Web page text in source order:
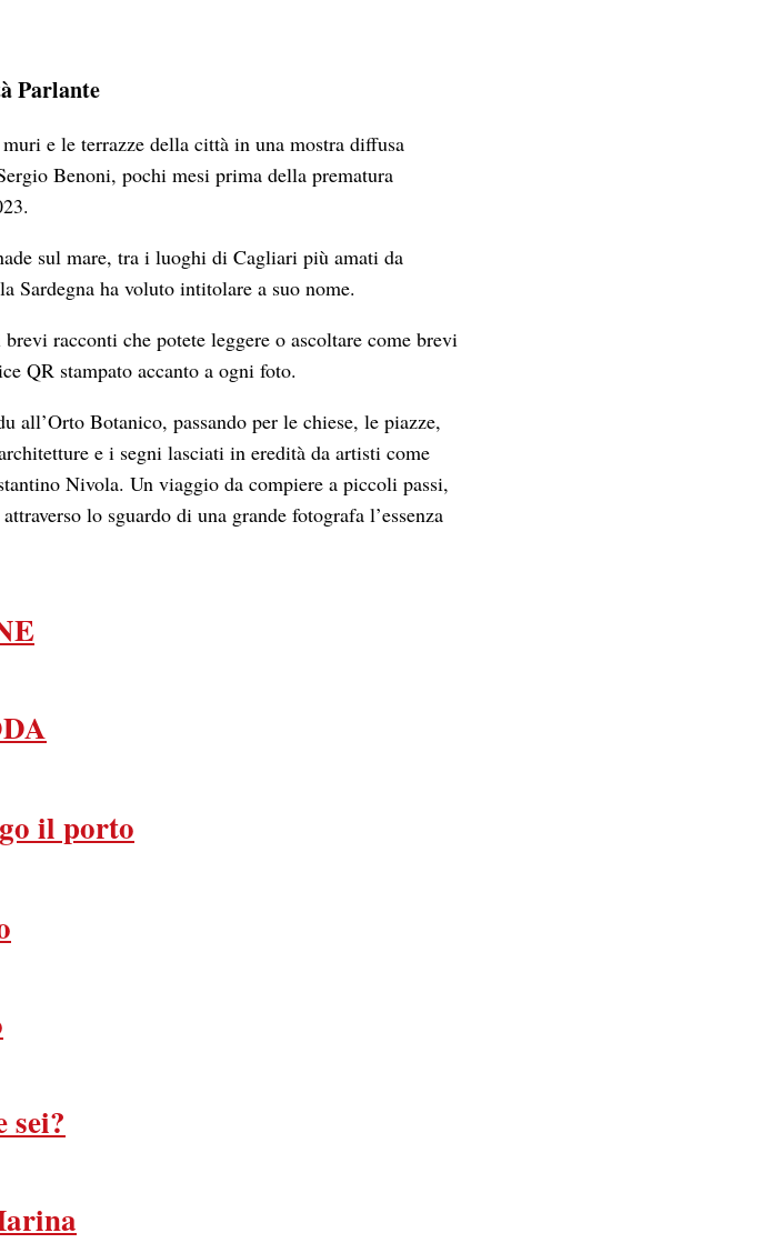
Parlante
e le terrazze della città in una mostra diffusa
Benoni, pochi mesi prima della prematura
sul mare, tra i luoghi di Cagliari più amati da
Sardegna ha voluto intitolare a suo nome.
racconti che potete leggere o ascoltare come brevi
QR stampato accanto a ogni foto.
Botanico, passando per le chiese, le piazze,
e i segni lasciati in eredità da artisti come
Nivola. Un viaggio da compiere a piccoli passi,
lo sguardo di una grande fotografa l’essenza
il porto
sei?